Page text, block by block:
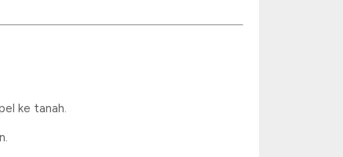
ke tanah.